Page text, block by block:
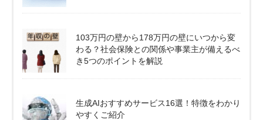
103万円の壁から178万円の壁にいつから変
わる？社会保険との関係や事業主が備えるべ
き5つのポイントを解説
生成AIおすすめサービス16選！特徴をわかり
やすくご紹介